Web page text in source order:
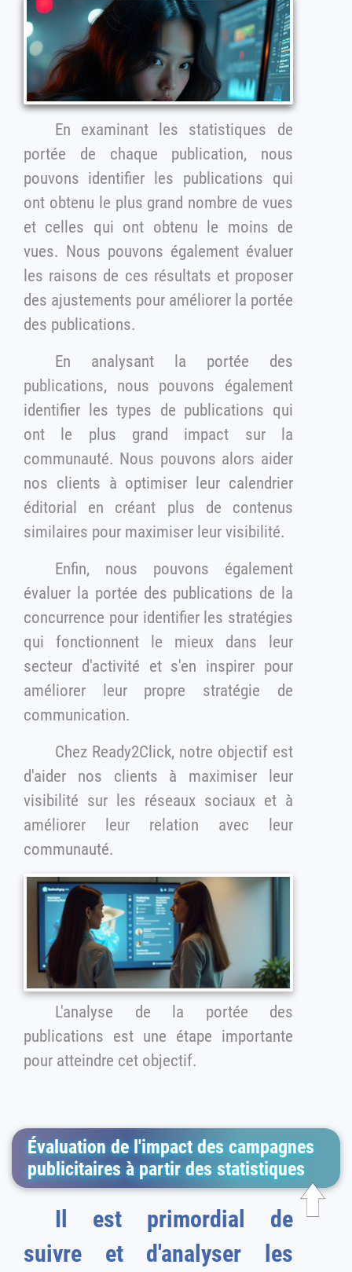
En examinant les statistiques de
portée de chaque publication, nous
pouvons identifier les publications qui
ont obtenu le plus grand nombre de vues
et celles qui ont obtenu le moins de
vues. Nous pouvons également évaluer
les raisons de ces résultats et proposer
des ajustements pour améliorer la portée
des publications.
En analysant la portée des
publications, nous pouvons également
identifier les types de publications qui
ont le plus grand impact sur la
communauté. Nous pouvons alors aider
nos clients à optimiser leur calendrier
éditorial en créant plus de contenus
similaires pour maximiser leur visibilité.
Enfin, nous pouvons également
évaluer la portée des publications de la
concurrence pour identifier les stratégies
qui fonctionnent le mieux dans leur
secteur d'activité et s'en inspirer pour
améliorer leur propre stratégie de
communication.
Chez Ready2Click, notre objectif est
d'aider nos clients à maximiser leur
visibilité sur les réseaux sociaux et à
améliorer leur relation avec leur
communauté.
L'analyse de la portée des
publications est une étape importante
pour atteindre cet objectif.
Évaluation de l'impact des campagnes
publicitaires à partir des statistiques
Il est primordial de
suivre et d'analyser les